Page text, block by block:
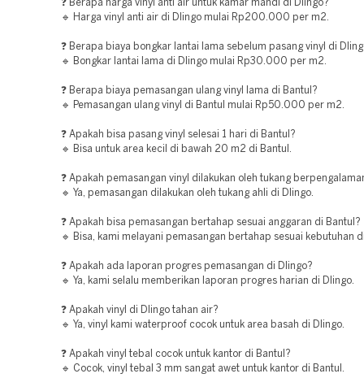
❓ Berapa harga vinyl anti air untuk kamar mandi di Dlingo?
🔹 Harga vinyl anti air di Dlingo mulai Rp200.000 per m2.
❓ Berapa biaya bongkar lantai lama sebelum pasang vinyl di
🔹 Bongkar lantai lama di Dlingo mulai Rp30.000 per m2.
❓ Berapa biaya pemasangan ulang vinyl lama di Bantul?
🔹 Pemasangan ulang vinyl di Bantul mulai Rp50.000 per m2.
❓ Apakah bisa pasang vinyl selesai 1 hari di Bantul?
🔹 Bisa untuk area kecil di bawah 20 m2 di Bantul.
❓ Apakah pemasangan vinyl dilakukan oleh tukang
🔹 Ya, pemasangan dilakukan oleh tukang ahli di Dlingo.
❓ Apakah bisa pemasangan bertahap sesuai anggaran di Bantul?
🔹 Bisa, kami melayani pemasangan bertahap sesuai kebutuhan
❓ Apakah ada laporan progres pemasangan di Dlingo?
🔹 Ya, kami selalu memberikan laporan progres harian di Dlingo.
❓ Apakah vinyl di Dlingo tahan air?
🔹 Ya, vinyl kami waterproof cocok untuk area basah di Dlingo.
❓ Apakah vinyl tebal cocok untuk kantor di Bantul?
🔹 Cocok, vinyl tebal 3 mm sangat awet untuk kantor di Bantul.